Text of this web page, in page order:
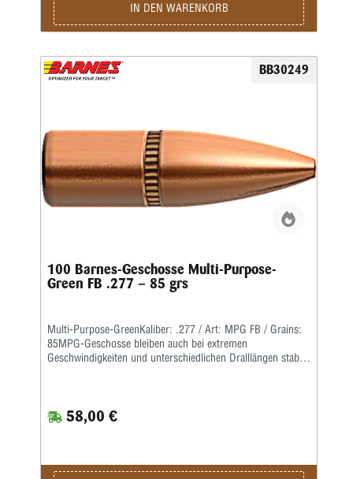
IN DEN WARENKORB
BB30249
100 Barnes-Geschosse Multi-Purpose-
Green FB .277 – 85 grs
Multi-Purpose-GreenKaliber: .277 / Art: MPG FB / Grains:
85MPG-Geschosse bleiben auch bei extremen
Geschwindigkeiten und unterschiedlichen Dralllängen stabil
58,00 €